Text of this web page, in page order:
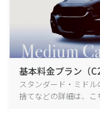
基本料金プラン（C2
スタンダード・ミド
捨てなどの詳細は、こ